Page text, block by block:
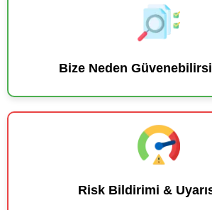
Bize Neden
Risk Bildirimi &